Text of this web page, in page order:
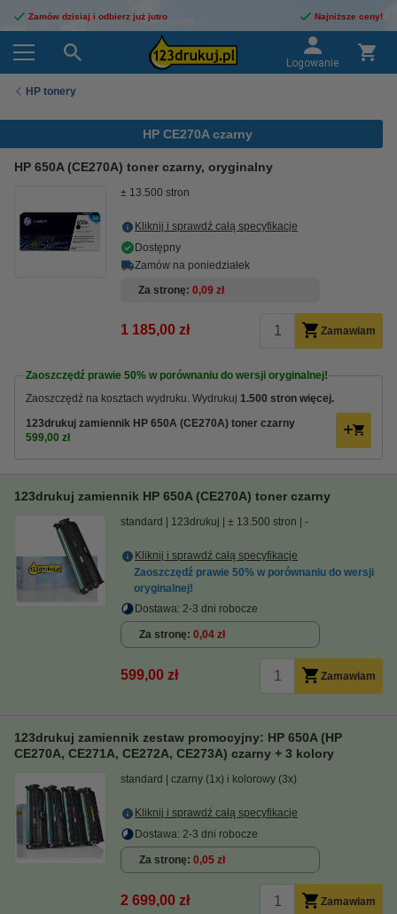
Zamów dzisiaj i odbierz już jutro Najniższe ceny!
Logowanie
HP tonery
HP CE270A czarny
HP 650A (CE270A) toner czarny, oryginalny
± 13.500 stron
Kliknij i sprawdź całą specyfikacje
Dostępny
Zamów na poniedziałek
Za stronę 0,09 zł
1 185,00 zł Zamawiam
Zaoszczędź prawie 50% w porównaniu do wersji oryginalnej!
Zaoszczędź na kosztach wydruku. Wydrukuj 1.500 stron więcej.
123drukuj zamiennik HP 650A (CE270A) toner czarny
599,00 zł
123drukuj zamiennik HP 650A (CE270A) toner czarny
standard 123drukuj ± 13.500 stron -
Kliknij i sprawdź całą specyfikacje
Zaoszczędź prawie 50% w porównaniu do wersji
oryginalnej!
Dostawa: 2-3 dni robocze
Za stronę 0,04 zł
599,00 zł Zamawiam
123drukuj zamiennik zestaw promocyjny: HP 650A (HP
CE270A, CE271A, CE272A, CE273A) czarny + 3 kolory
standard czarny (1x) i kolorowy (3x)
Kliknij i sprawdź całą specyfikacje
Dostawa: 2-3 dni robocze
Za stronę 0,05 zł
2 699,00 zł Zamawiam